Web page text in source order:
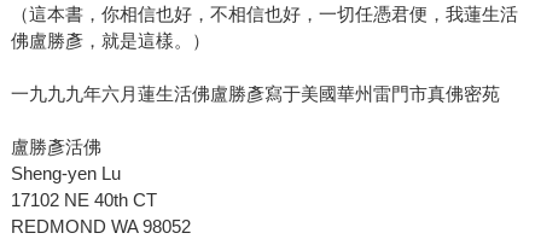
（這本書，你相信也好，不相信也好，一切任憑君便，我蓮生活
佛盧勝彥，就是這樣。）
一九九九年六月蓮生活佛盧勝彥寫于美國華州雷門市真佛密苑
盧勝彥活佛
Sheng-yen Lu
17102 NE 40th CT
REDMOND WA 98052